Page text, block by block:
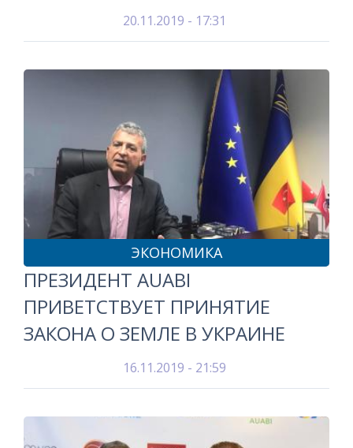
20.11.2019 - 17:31
ЭКОНОМИКА
ПРЕЗИДЕНТ AUABI
ПРИВЕТСТВУЕТ ПРИНЯТИЕ
ЗАКОНА О ЗЕМЛЕ В УКРАИНЕ
16.11.2019 - 21:59